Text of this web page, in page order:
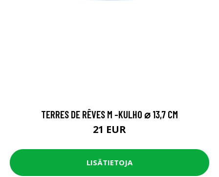
TERRES DE RÊVES M -KULHO ⌀ 13,7 CM
21 EUR
LISÄTIETOJA